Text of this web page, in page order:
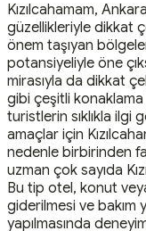
Kızılcahamam,
güzellikleriyle dikkat
önem taşıyan
potansiyeliyle öne
mirasıyla da dikkat
gibi çeşitli konaklama
turistlerin sıklıkla
amaçlar için
nedenle birbirinden
uzman çok sayıda
Bu tip otel, konut
giderilmesi ve bakım
yapılmasında